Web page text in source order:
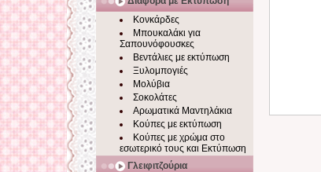
Κονκάρδες
Μπουκαλάκι για
Σαπουνόφουσκες
Βεντάλιες με εκτύπωση
Ξυλομπογιές
Μολύβια
Σοκολάτες
Αρωματικά Μαντηλάκια
Κούπες με εκτύπωση
Κούπες με χρώμα στο
εσωτερικό τους και Εκτύπωση
Γλειφιτζούρια